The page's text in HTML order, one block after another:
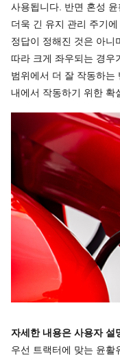
사용됩니다. 반면 혼성
더욱 긴 유지 관리 주기
정답이 정해진 것은 아니
따라 크게 좌우되는 경우
범위에서 더 잘 작동하는
내에서 작동하기 위한 확
자세한 내용은 사용자 설
우선 트랙터에 맞는 윤활